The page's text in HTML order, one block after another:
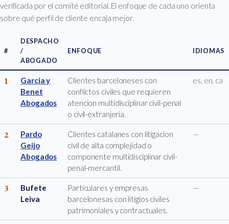
verificada por el comité editorial. El enfoque de cada uno orienta
sobre qué perfil de cliente encaja mejor.
#
DESPACHO
/
ABOGADO
ENFOQUE IDIOMAS
1
Garcia y
Benet
Abogados
Clientes barceloneses con
conflictos civiles que requieren
atencion multidisciplinar civil-penal
o civil-extranjeria.
es, en, ca
2
Pardo
Geijo
Abogados
Clientes catalanes con litigacion
civil de alta complejidad o
componente multidisciplinar civil-
penal-mercantil.
—
3
Bufete
Leiva
Particulares y empresas
barcelonesas con litigios civiles
patrimoniales y contractuales.
—